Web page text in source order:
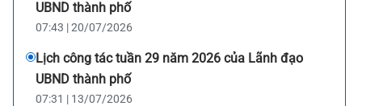
UBND thành phố
07:43 | 20/07/2026
Lịch công tác tuần 29 năm 2026 của Lãnh đạo
UBND thành phố
07:31 | 13/07/2026